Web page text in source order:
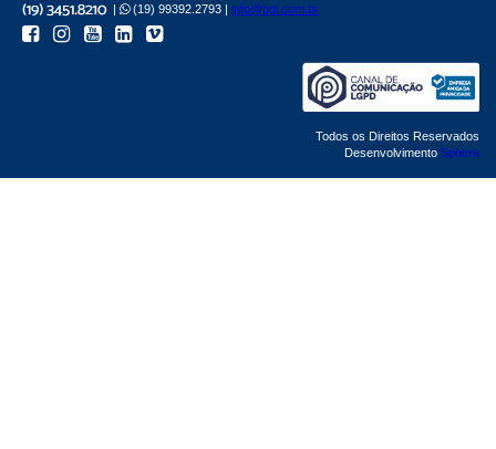
|
(19) 99392.2793 | info@bgl.com.br
Todos os Direitos Reservados
Desenvolvimento Sphera